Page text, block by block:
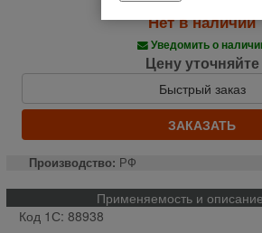
Нет в наличии
Уведомить о
Цену уточняйте
Быстрый заказ
ЗАКАЗАТЬ
Производство: РФ
Применяемость и
Код 1С: 88938